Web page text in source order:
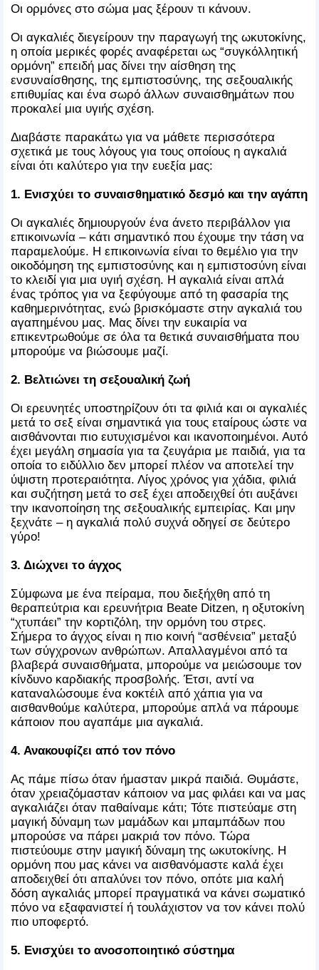
Οι ορμόνες στο σώμα μας ξέρουν τι κάνουν.
Οι αγκαλιές διεγείρουν την παραγωγή της ωκυτοκίνης,
η οποία μερικές φορές αναφέρεται ως “συγκόλλητική
ορμόνη” επειδή μας δίνει την αίσθηση της
ενσυναίσθησης, της εμπιστοσύνης, της σεξουαλικής
επιθυμίας και ένα σωρό άλλων συναισθημάτων που
προκαλεί μια υγιής σχέση.
Διαβάστε παρακάτω για να μάθετε περισσότερα
σχετικά με τους λόγους για τους οποίους η αγκαλιά
είναι ότι καλύτερο για την ευεξία μας:
1. Ενισχύει το συναισθηματικό δεσμό και την αγάπη
Οι αγκαλιές δημιουργούν ένα άνετο περιβάλλον για
επικοινωνία – κάτι σημαντικό που έχουμε την τάση να
παραμελούμε. Η επικοινωνία είναι το θεμέλιο για την
οικοδόμηση της εμπιστοσύνης και η εμπιστοσύνη είναι
το κλειδί για μια υγιή σχέση. Η αγκαλιά είναι απλά
ένας τρόπος για να ξεφύγουμε από τη φασαρία της
καθημερινότητας, ενώ βρισκόμαστε στην αγκαλιά του
αγαπημένου μας. Μας δίνει την ευκαιρία να
επικεντρωθούμε σε όλα τα θετικά συναισθήματα που
μπορούμε να βιώσουμε μαζί.
2. Βελτιώνει τη σεξουαλική ζωή
Οι ερευνητές υποστηρίζουν ότι τα φιλιά και οι αγκαλιές
μετά το σεξ είναι σημαντικά για τους εταίρους ώστε να
αισθάνονται πιο ευτυχισμένοι και ικανοποιημένοι. Αυτό
έχει μεγάλη σημασία για τα ζευγάρια με παιδιά, για τα
οποία το ειδύλλιο δεν μπορεί πλέον να αποτελεί την
ύψιστη προτεραιότητα. Λίγος χρόνος για χάδια, φιλιά
και συζήτηση μετά το σεξ έχει αποδειχθεί ότι αυξάνει
την ικανοποίηση της σεξουαλικής εμπειρίας. Και μην
ξεχνάτε – η αγκαλιά πολύ συχνά οδηγεί σε δεύτερο
γύρο!
3. Διώχνει το άγχος
Σύμφωνα με ένα πείραμα, που διεξήχθη από τη
θεραπεύτρια και ερευνήτρια Beate Ditzen, η οξυτοκίνη
“χτυπάει” την κορτιζόλη, την ορμόνη του στρες.
Σήμερα το άγχος είναι η πιο κοινή “ασθένεια” μεταξύ
των σύγχρονων ανθρώπων. Απαλλαγμένοι από τα
βλαβερά συναισθήματα, μπορούμε να μειώσουμε τον
κίνδυνο καρδιακής προσβολής. Έτσι, αντί να
καταναλώσουμε ένα κοκτέιλ από χάπια για να
αισθανθούμε καλύτερα, μπορούμε απλά να πάρουμε
κάποιον που αγαπάμε μια αγκαλιά.
4. Ανακουφίζει από τον πόνο
Ας πάμε πίσω όταν ήμασταν μικρά παιδιά. Θυμάστε,
όταν χρειαζόμασταν κάποιον να μας φιλάει και να μας
αγκαλιάζει όταν παθαίναμε κάτι; Τότε πιστεύαμε στη
μαγική δύναμη των μαμάδων και μπαμπάδων που
μπορούσε να πάρει μακριά τον πόνο. Τώρα
πιστεύουμε στην μαγική δύναμη της ωκυτοκίνης. Η
ορμόνη που μας κάνει να αισθανόμαστε καλά έχει
αποδειχθεί ότι απαλύνει τον πόνο, οπότε μια καλή
δόση αγκαλιάς μπορεί πραγματικά να κάνει σωματικό
πόνο να εξαφανιστεί ή τουλάχιστον να τον κάνει πολύ
πιο υποφερτό.
5. Ενισχύει το ανοσοποιητικό σύστημα